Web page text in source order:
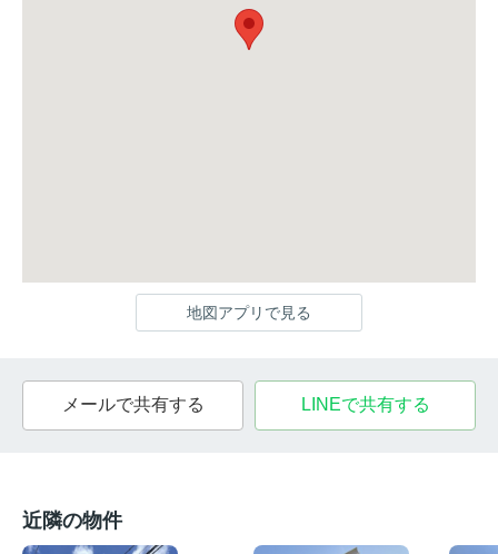
地図アプリで見る
メールで共有する LINEで共有する
近隣の物件